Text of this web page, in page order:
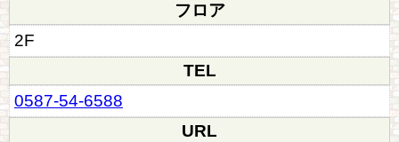
フロア
2F
TEL
0587-54-6588
URL